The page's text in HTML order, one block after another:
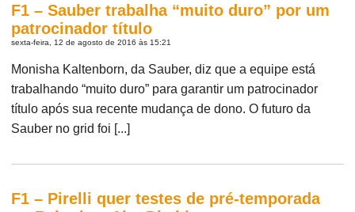
F1 – Sauber trabalha “muito duro” por um
patrocinador título
sexta-feira, 12 de agosto de 2016 às 15:21
Monisha Kaltenborn, da Sauber, diz que a equipe está
trabalhando “muito duro” para garantir um patrocinador
título após sua recente mudança de dono. O futuro da
Sauber no grid foi [...]
F1 – Pirelli quer testes de pré-temporada